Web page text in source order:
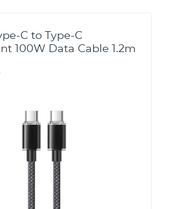
C to Type-C
100W Data Cable 1.2m